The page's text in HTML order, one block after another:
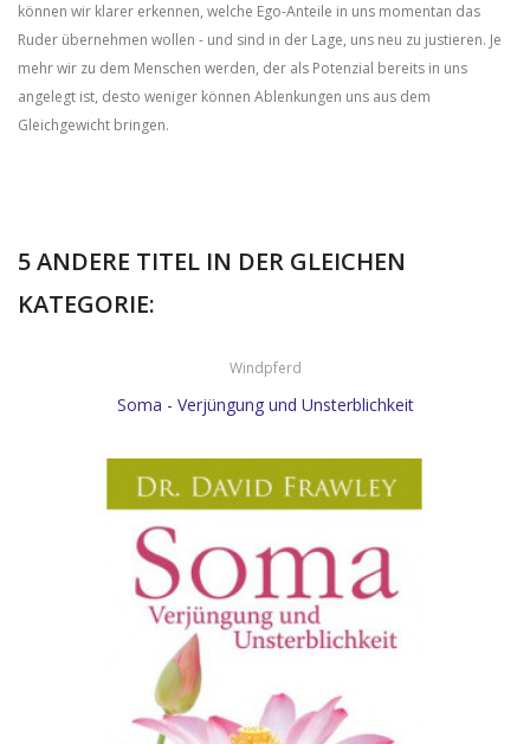
können wir klarer erkennen, welche Ego-Anteile in uns momentan das
Ruder übernehmen wollen - und sind in der Lage, uns neu zu justieren. Je
mehr wir zu dem Menschen werden, der als Potenzial bereits in uns
angelegt ist, desto weniger können Ablenkungen uns aus dem
Gleichgewicht bringen.
5 ANDERE TITEL IN DER GLEICHEN
KATEGORIE:
Windpferd
Soma - Verjüngung und Unsterblichkeit